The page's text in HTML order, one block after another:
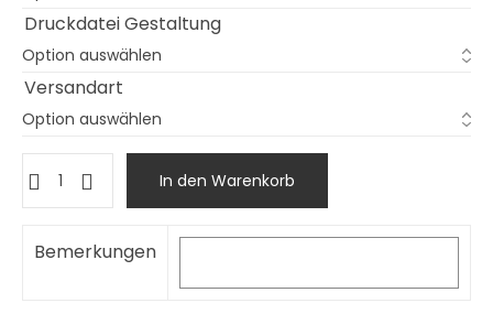
Druckdatei Gestaltung
Versandart
In den Warenkorb
Bemerkungen